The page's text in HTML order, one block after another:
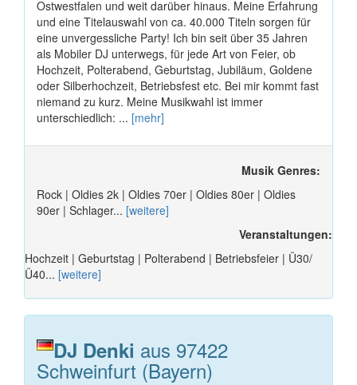
Ostwestfalen und weit darüber hinaus. Meine Erfahrung
und eine Titelauswahl von ca. 40.000 Titeln sorgen für
eine unvergessliche Party! Ich bin seit über 35 Jahren
als Mobiler DJ unterwegs, für jede Art von Feier, ob
Hochzeit, Polterabend, Geburtstag, Jubiläum, Goldene
oder Silberhochzeit, Betriebsfest etc. Bei mir kommt fast
niemand zu kurz. Meine Musikwahl ist immer
unterschiedlich: ... [mehr]
Musik Genres:
Rock | Oldies 2k | Oldies 70er | Oldies 80er | Oldies
90er | Schlager... [weitere]
Veranstaltungen:
Hochzeit | Geburtstag | Polterabend | Betriebsfeier | Ü30/
Ü40... [weitere]
DJ Denki aus 97422
Schweinfurt (Bayern)